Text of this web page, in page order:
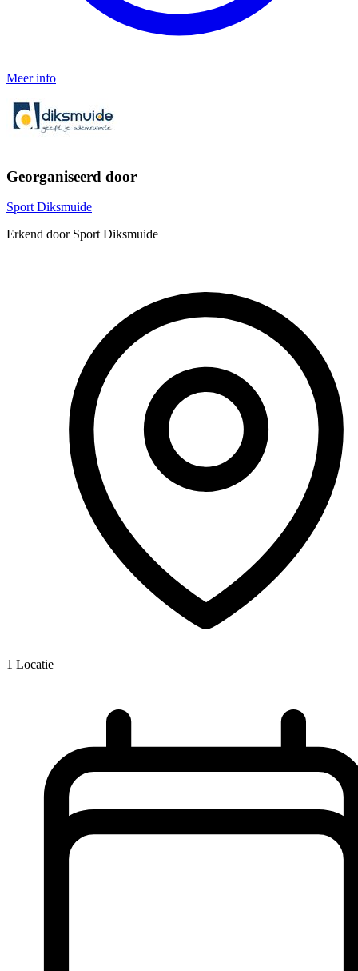
Meer info
Georganiseerd door
Sport Diksmuide
Erkend door Sport Diksmuide
1 Locatie